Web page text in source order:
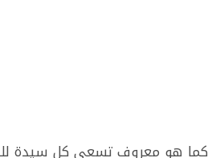
كما هو معروف تسعى كل سيدة